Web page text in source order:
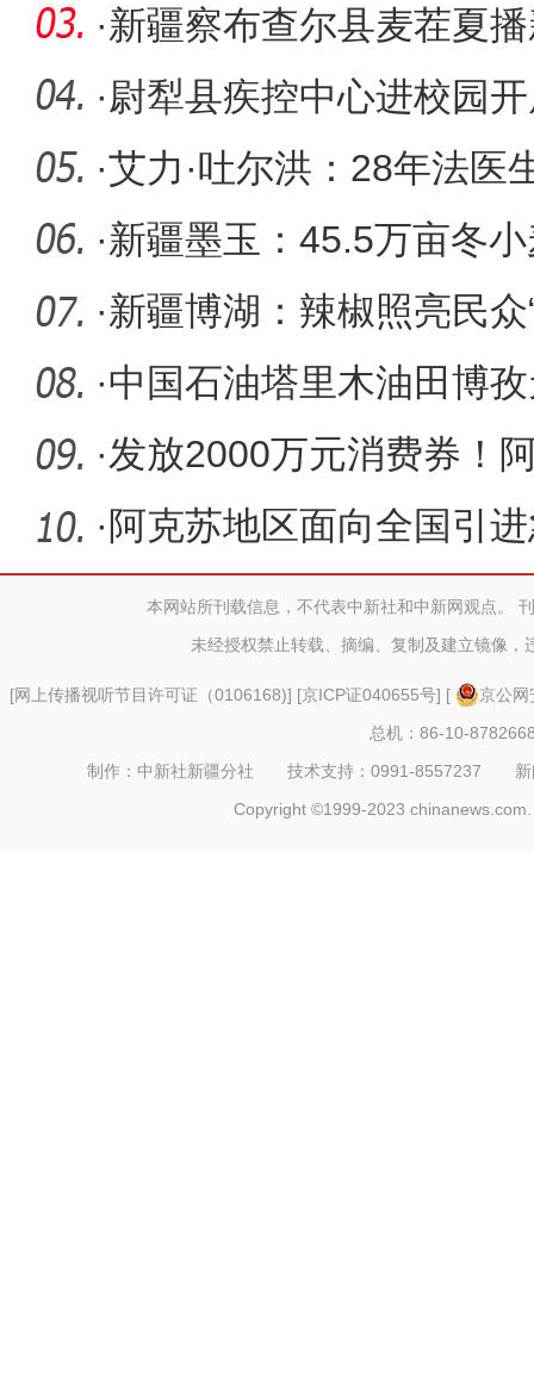
次会议上
·新疆察布查尔县麦茬夏
达238.0
·尉犁县疾控中心进校园
技术指导
·艾力·吐尔洪：28年法医
和公平
·新疆墨玉：45.5万亩冬
·新疆博湖：辣椒照亮民众
·中国石油塔里木油田博
投产
·发放2000万元消费券！
季活动即
· 阿克苏地区面向全国引
本网站所刊载信息，不代表中新社和中新网观点。
未经授权禁止转载、摘编、复制及建立镜像，
[网上传播视听节目许可证（0106168)] [京ICP证040655号] [
京公
总机：86-10-
制作：中新社新疆分社 技术支持：0991-8557237
Copyright ©1999-2023